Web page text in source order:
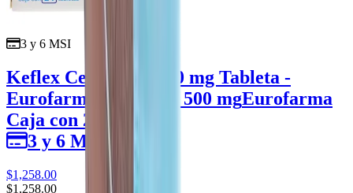
3 y 6 MSI
Keflex Cefalexina 500 mg Tableta -
Eurofarma
cefalexina 500 mgEurofarma
Caja con 21 tabletas
3 y 6 MSI
$1,258.00
$1,258.00